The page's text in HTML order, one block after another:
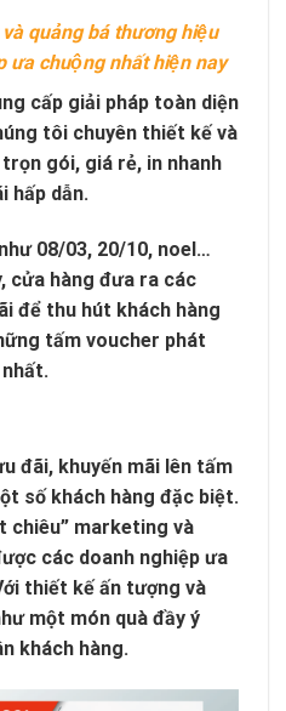
quảng bá thương hiệu
ưa chuộng nhất hiện nay
cấp giải pháp toàn diện
tôi chuyên thiết kế và
gói, giá rẻ, in nhanh
hấp dẫn.
08/03, 20/10, noel…
cửa hàng đưa ra các
để thu hút khách hàng
tấm voucher phát
đãi, khuyến mãi lên tấm
số khách hàng đặc biệt.
chiêu” marketing và
các doanh nghiệp ưa
thiết kế ấn tượng và
một món quà đầy ý
khách hàng.